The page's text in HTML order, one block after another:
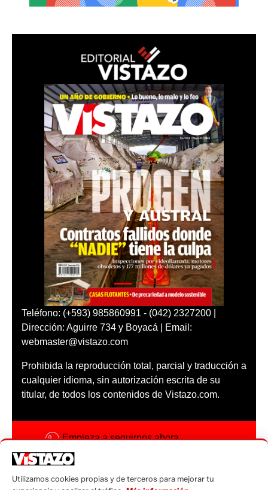
Teléfono: (+593) 985860991 - (042) 2327200 |
Dirección: Aguirre 734 y Boyacá | Email:
webmaster@vistazo.com
Prohibida la reproducción total, parcial y traducción a
cualquier idioma, sin autorización escrita de su
titular, de todos los contenidos de Vistazo.com.
Empieza a seguirnos ahora
Código ética
Utilizamos cookies propias y de terceros para mejorar tu